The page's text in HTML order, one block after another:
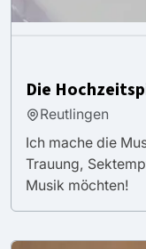
Die
Reutlingen
Ich mache die
Trauung,
Musik möchten!